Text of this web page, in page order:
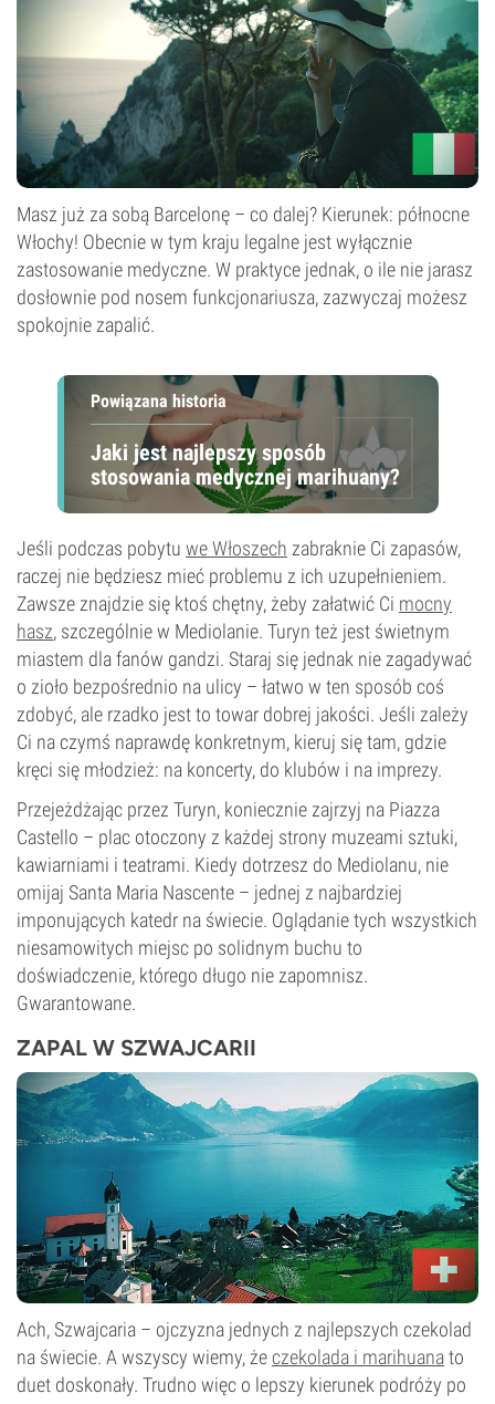
Masz już za sobą Barcelonę – co dalej? Kierunek: północne
Włochy! Obecnie w tym kraju legalne jest wyłącznie
zastosowanie medyczne. W praktyce jednak, o ile nie jarasz
dosłownie pod nosem funkcjonariusza, zazwyczaj możesz
spokojnie zapalić.
Powiązana historia
Jaki jest najlepszy sposób
stosowania medycznej marihuany?
Jeśli podczas pobytu we Włoszech zabraknie Ci zapasów,
raczej nie będziesz mieć problemu z ich uzupełnieniem.
Zawsze znajdzie się ktoś chętny, żeby załatwić Ci mocny
hasz, szczególnie w Mediolanie. Turyn też jest świetnym
miastem dla fanów gandzi. Staraj się jednak nie zagadywać
o zioło bezpośrednio na ulicy – łatwo w ten sposób coś
zdobyć, ale rzadko jest to towar dobrej jakości. Jeśli zależy
Ci na czymś naprawdę konkretnym, kieruj się tam, gdzie
kręci się młodzież: na koncerty, do klubów i na imprezy.
Przejeżdżając przez Turyn, koniecznie zajrzyj na Piazza
Castello – plac otoczony z każdej strony muzeami sztuki,
kawiarniami i teatrami. Kiedy dotrzesz do Mediolanu, nie
omijaj Santa Maria Nascente – jednej z najbardziej
imponujących katedr na świecie. Oglądanie tych wszystkich
niesamowitych miejsc po solidnym buchu to
doświadczenie, którego długo nie zapomnisz.
Gwarantowane.
ZAPAL W SZWAJCARII
Ach, Szwajcaria – ojczyzna jednych z najlepszych czekolad
na świecie. A wszyscy wiemy, żeczekolada i marihuanato
duet doskonały. Trudno więc o lepszy kierunek podróży po